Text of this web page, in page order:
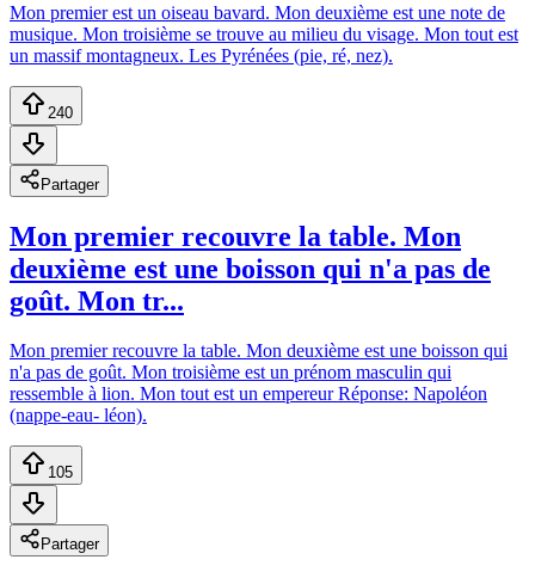
Mon premier est un oiseau bavard. Mon deuxième est une note de
musique. Mon troisième se trouve au milieu du visage. Mon tout est
un massif montagneux. Les Pyrénées (pie, ré, nez).
240
Partager
Mon premier recouvre la table. Mon
deuxième est une boisson qui n'a pas de
goût. Mon tr...
Mon premier recouvre la table. Mon deuxième est une boisson qui
n'a pas de goût. Mon troisième est un prénom masculin qui
ressemble à lion. Mon tout est un empereur Réponse: Napoléon
(nappe-eau- léon).
105
Partager